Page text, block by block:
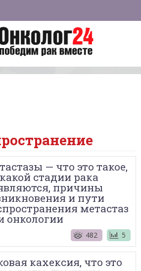
— что это такое,
стадии рака
причины
и пути
метастаз
онкологии
482 5
кахексия, что это